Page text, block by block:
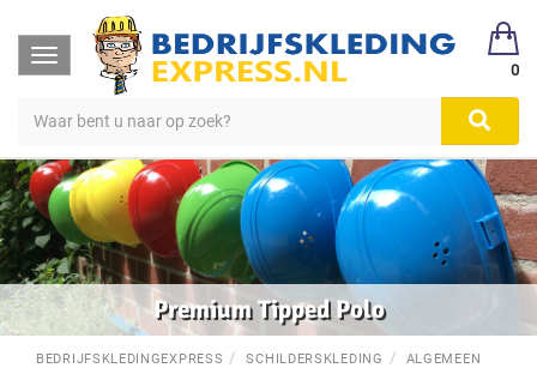
Toggle
navigation
0
Premium Tipped Polo
BEDRIJFSKLEDINGEXPRESS SCHILDERSKLEDING
ALGEMEEN